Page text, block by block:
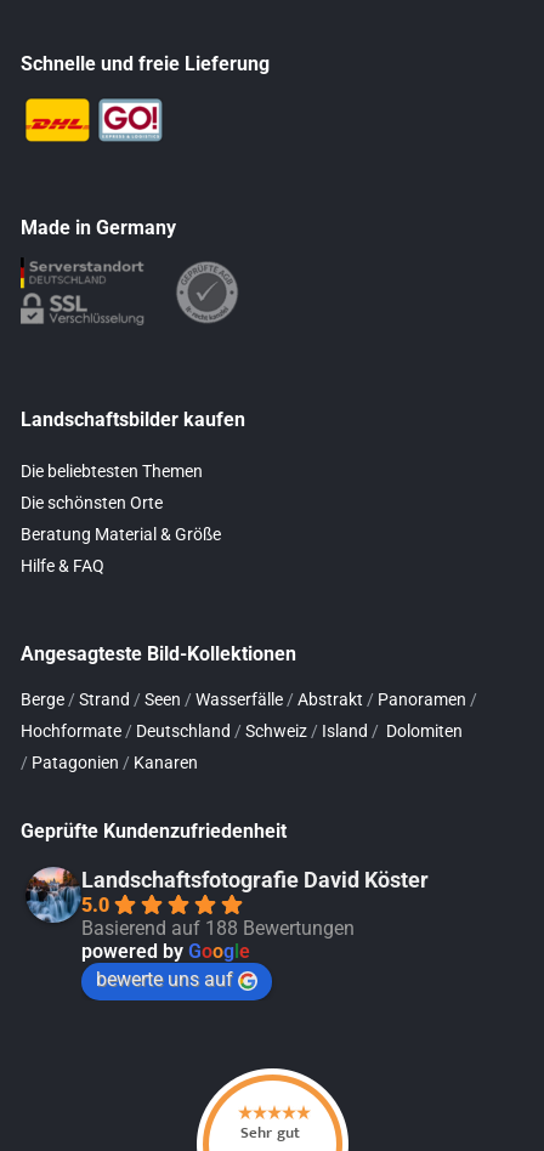
Schnelle und freie Lieferung
Made in Germany
Landschaftsbilder kaufen
Die beliebtesten Themen
Die schönsten Orte
Beratung Material & Größe
Hilfe & FAQ
Angesagteste Bild-Kollektionen
Berge / Strand / Seen / Wasserfälle / Abstrakt / Panoramen /
Hochformate / Deutschland / Schweiz / Island / Dolomiten
/ Patagonien / Kanaren
Geprüfte Kundenzufriedenheit
Landschaftsfotografie David Köster
5.0
Basierend auf 188 Bewertungen
powered by Google
bewerte uns auf